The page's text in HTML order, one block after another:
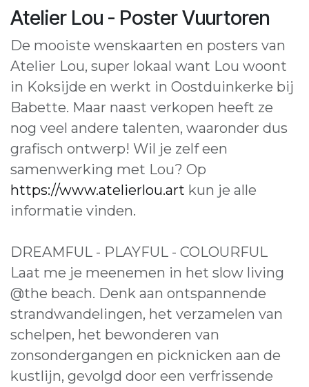
Atelier Lou - Poster Vuurtoren
De mooiste wenskaarten en posters van
Atelier Lou, super lokaal want Lou woont
in Koksijde en werkt in Oostduinkerke bij
Babette. Maar naast verkopen heeft ze
nog veel andere talenten, waaronder dus
grafisch ontwerp! Wil je zelf een
samenwerking met Lou? Op
https://www.atelierlou.art kun je alle
informatie vinden.
DREAMFUL - PLAYFUL - COLOURFUL
Laat me je meenemen in het slow living
@the beach. Denk aan ontspannende
strandwandelingen, het verzamelen van
schelpen, het bewonderen van
zonsondergangen en picknicken aan de
kustlijn, gevolgd door een verfrissende